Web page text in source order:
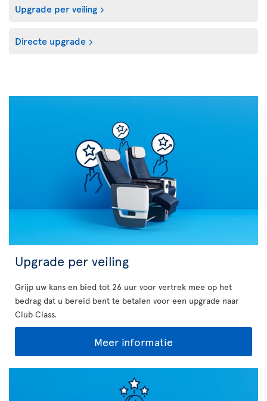
Upgrade per veiling
Directe upgrade
Upgrade per veiling
Grijp uw kans en bied tot 26 uur voor vertrek mee op het
bedrag dat u bereid bent te betalen voor een upgrade naar
Club Class.
Meer informatie